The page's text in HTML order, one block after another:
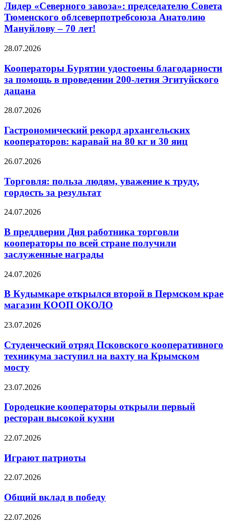
Лидер «Северного завоза»: председателю Совета
Тюменского облсеверпотребсоюза Анатолию
Мануйлову – 70 лет!
28.07.2026
Кооператоры Бурятии удостоены благодарности
за помощь в проведении 200-летия Эгитуйского
дацана
28.07.2026
Гастрономический рекорд архангельских
кооператоров: каравай на 80 кг и 30 яиц
26.07.2026
Торговля: польза людям, уважение к труду,
гордость за результат
24.07.2026
В преддверии Дня работника торговли
кооператоры по всей стране получили
заслуженные награды
24.07.2026
В Кудымкаре открылся второй в Пермском крае
магазин КООП ОКОЛО
23.07.2026
Студенческий отряд Псковского кооперативного
техникума заступил на вахту на Крымском
мосту
23.07.2026
Городецкие кооператоры открыли первый
ресторан высокой кухни
22.07.2026
Играют патриоты
22.07.2026
Общий вклад в победу
22.07.2026